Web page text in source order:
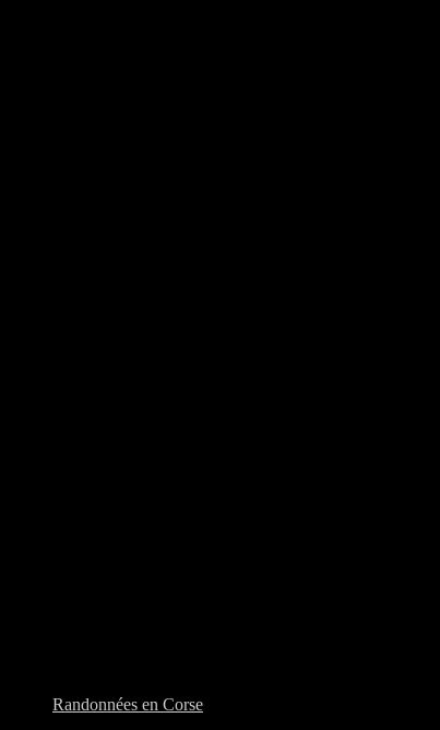
Randonnées en Corse